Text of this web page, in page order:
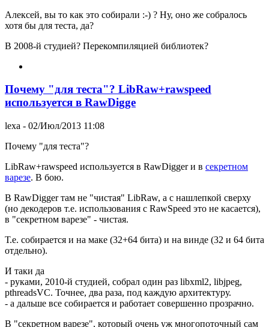
Алексей, вы то как это собирали :-) ? Ну, оно же собралось
хотя бы для теста, да?
В 2008-й студией? Перекомпиляцией библиотек?
Почему "для теста"? LibRaw+rawspeed
используется в RawDigge
lexa - 02/Июл/2013 11:08
Почему "для теста"?
LibRaw+rawspeed используется в RawDigger и в секретном
варезе. В бою.
В RawDigger там не "чистая" LibRaw, а с нашлепкой сверху
(но декодеров т.е. использования с RawSpeed это не касается),
в "секретном варезе" - чистая.
Т.е. собирается и на маке (32+64 бита) и на винде (32 и 64 бита
отдельно).
И таки да
- руками, 2010-й студией, собрал один раз libxml2, libjpeg,
pthreadsVC. Точнее, два раза, под каждую архитектуру.
- а дальше все собирается и работает совершенно прозрачно.
В "секретном варезе", который очень уж многопоточный сам